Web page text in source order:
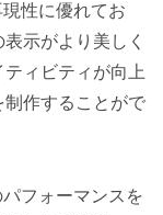
性に優れてお
示がより美しく
ィビティが向上
制作することがで
フォーマンスを